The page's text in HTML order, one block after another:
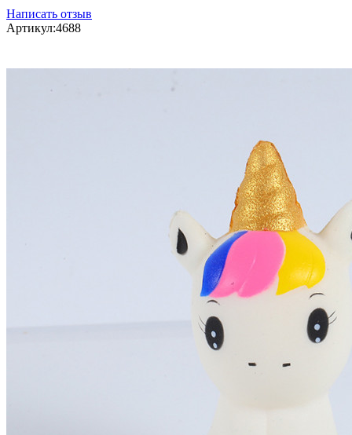
Написать отзыв
Артикул:4688